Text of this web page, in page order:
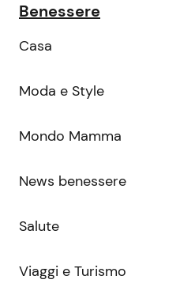
Benessere
Casa
Moda e Style
Mondo Mamma
News benessere
Salute
Viaggi e Turismo